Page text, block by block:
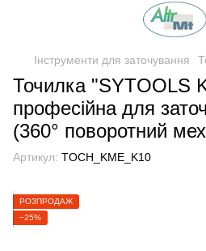
Інструменти для заточування
Точилка "SYTOOLS
професійна для
(360° поворотний
Артикул: TOCH_KME_K10
РОЗПРОДАЖ
−25%